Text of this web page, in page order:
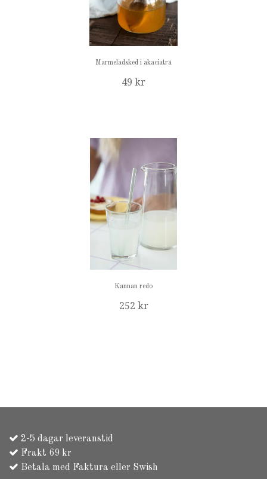
Marmeladsked i akaciaträ
49 kr
Kannan redo
252 kr
2-5 dagar leveranstid
Frakt 69 kr
Betala med Faktura eller Swish